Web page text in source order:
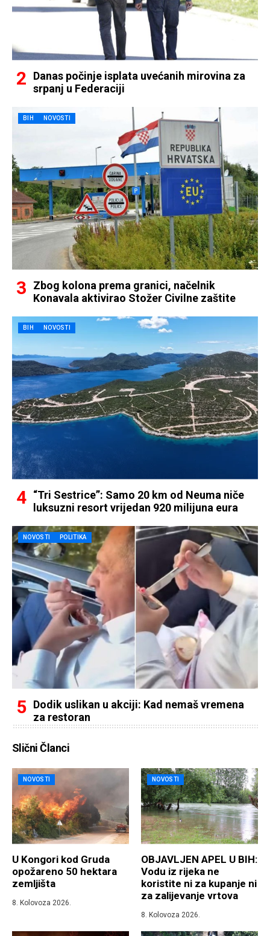
Danas počinje isplata uvećanih mirovina za
srpanj u Federaciji
BIH NOVOSTI
Zbog kolona prema granici, načelnik
Konavala aktivirao Stožer Civilne zaštite
BIH NOVOSTI
“Tri Sestrice”: Samo 20 km od Neuma niče
luksuzni resort vrijedan 920 milijuna eura
NOVOSTI POLITIKA
Dodik uslikan u akciji: Kad nemaš vremena
za restoran
Slični Članci
NOVOSTI
U Kongori kod Gruda
opožareno 50 hektara
zemljišta
8. Kolovoza 2026.
NOVOSTI
OBJAVLJEN APEL U BIH:
Vodu iz rijeka ne
koristite ni za kupanje ni
za zalijevanje vrtova
8. Kolovoza 2026.